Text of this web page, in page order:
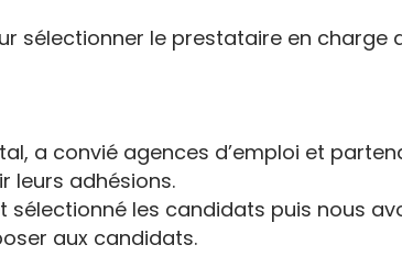
sélectionner le prestataire en
a convié agences d’emploi et
leurs adhésions.
sélectionné les candidats puis nous
aux candidats.